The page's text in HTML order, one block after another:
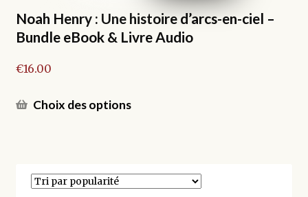
produit
Noah Henry : Une histoire d’arcs-en-ciel –
Bundle eBook & Livre Audio
€16.00
Choix des optionsCe
variations.
Les